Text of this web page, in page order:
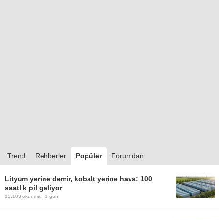
Trend Rehberler Popüler Forumdan
Lityum yerine demir, kobalt yerine hava: 100
saatlik pil geliyor
12.103 okunma · 1 gün